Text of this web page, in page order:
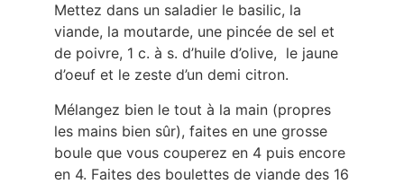
Mettez dans un saladier le basilic, la
viande, la moutarde, une pincée de sel et
de poivre, 1 c. à s. d’huile d’olive, le jaune
d’oeuf et le zeste d’un demi citron.
Mélangez bien le tout à la main (propres
les mains bien sûr), faites en une grosse
boule que vous couperez en 4 puis encore
en 4. Faites des boulettes de viande des 16